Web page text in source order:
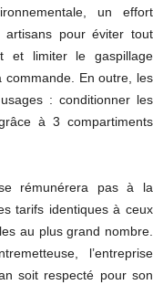
un effort
artisans pour éviter tout
et limiter le gaspillage
commande. En outre, les
: conditionner les
à 3 compartiments
rémunérera pas à la
tarifs identiques à ceux
au plus grand nombre.
l’entreprise
soit respecté pour son